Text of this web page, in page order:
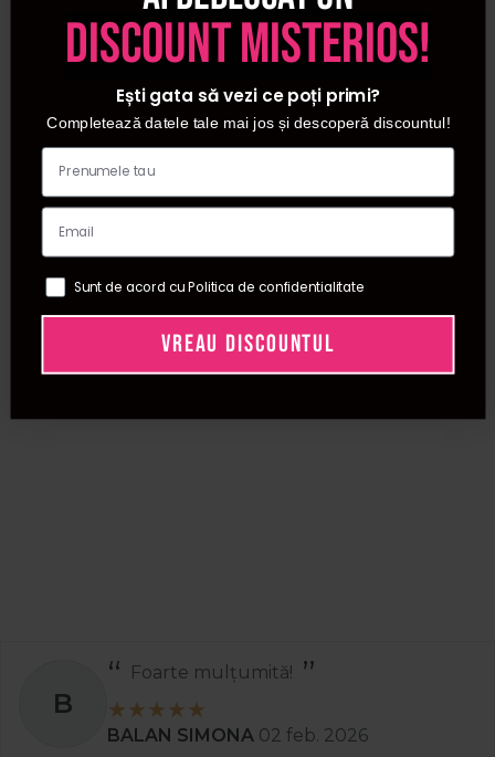
B
Foarte mulțumită!
BALAN SIMONA 02 feb. 2026
discount misterios!
Ești gata să vezi ce poți primi?
Completează datele tale mai jos și descoperă discountul!
Sunt de acord cu Politica de confidentialitate
VREAU DISCOUNTUL